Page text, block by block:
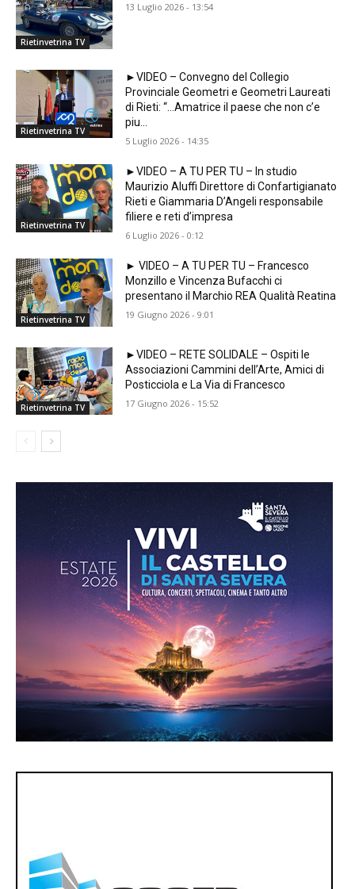
Rietinvetrina TV
13 Luglio 2026 - 13:54
Rietinvetrina TV
►VIDEO – Convegno del Collegio
Provinciale Geometri e Geometri Laureati
di Rieti: “…Amatrice il paese che non c’e
piu…
5 Luglio 2026 - 14:35
Rietinvetrina TV
►VIDEO – A TU PER TU – In studio
Maurizio Aluffi Direttore di Confartigianato
Rieti e Giammaria D’Angeli responsabile
filiere e reti d’impresa
6 Luglio 2026 - 0:12
Rietinvetrina TV
► VIDEO – A TU PER TU – Francesco
Monzillo e Vincenza Bufacchi ci
presentano il Marchio REA Qualità Reatina
19 Giugno 2026 - 9:01
Rietinvetrina TV
►VIDEO – RETE SOLIDALE – Ospiti le
Associazioni Cammini dell’Arte, Amici di
Posticciola e La Via di Francesco
17 Giugno 2026 - 15:52